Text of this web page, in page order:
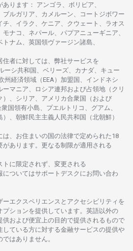
あります ： アンゴラ、ボリビア、
ブルガリア、カメルーン、コートジボワー
、イラク、ケニア、クウェート、 ラオス
ナコ、ネパール、パプアニューギニア、
ナム、 英国領ヴァージン諸島、
住者に対しては、 弊社サービスを
ーシ共和国、ベリーズ、カナダ、キュー
州経済領域 （EEA）加盟国、インドネシ
マニア、 ロシア連邦および占領地 （クリ
、シリア、 アメリカ合衆国 （および
国領有小島、プエルトリコ、グアム、
、 朝鮮民主主義人民共和国 （北朝鮮）
は、お住まいの国の法律で定められた 18
があります。 更なる制限が適用さ れる
トに限定さ れず、 変更さ れる
についてはサポートデスクに お問い合わ
ーエクスペリエンスと アクセシビリティを
プションを提供しています。 英語以外の
供および便宜上の目的で提供さ れるもので
している方に対する金融サービスの提供や
ではありません。